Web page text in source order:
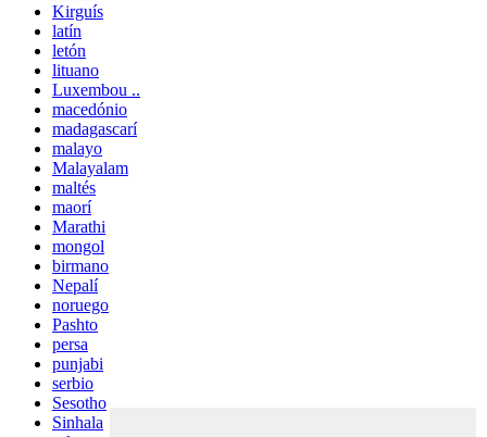
Kirguís
latín
letón
lituano
Luxembou ..
macedónio
madagascarí
malayo
Malayalam
maltés
maorí
Marathi
mongol
birmano
Nepalí
noruego
Pashto
persa
punjabi
serbio
Sesotho
Sinhala